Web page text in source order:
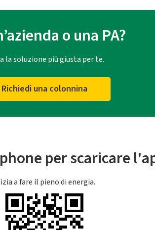
o una PA?
la soluzione più giusta per te.
Richiedi una colonnina
per scaricare
a fare il pieno di energia.